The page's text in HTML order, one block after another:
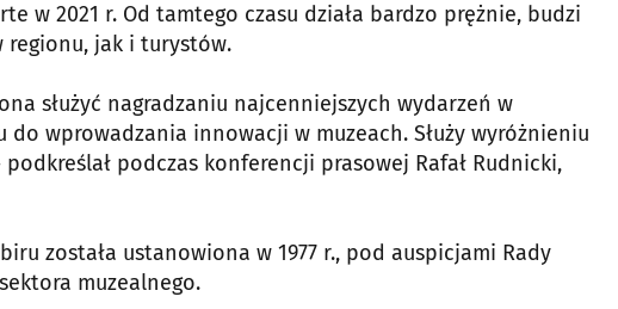
w 2021 r. Od tamtego czasu działa bardzo prężnie, budzi
regionu, jak i turystów.
służyć nagradzaniu najcenniejszych wydarzeń w
wprowadzania innowacji w muzeach. Służy wyróżnieniu
podczas konferencji prasowej Rafał Rudnicki,
została ustanowiona w 1977 r., pod auspicjami Rady
muzealnego.